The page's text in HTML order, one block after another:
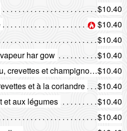
$10.40
$10.40
$10.40
har gow
$10.40
Ravioles au porc, bambou, crevettes et champignons noirs$10.40
et à la coriandre
$10.40
et aux légumes
$10.40
$10.40